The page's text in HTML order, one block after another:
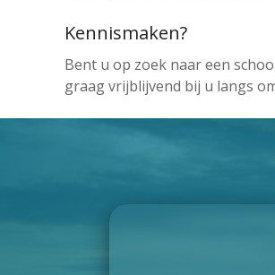
Kennismaken?
Bent u op zoek naar een
graag vrijblijvend bij u langs